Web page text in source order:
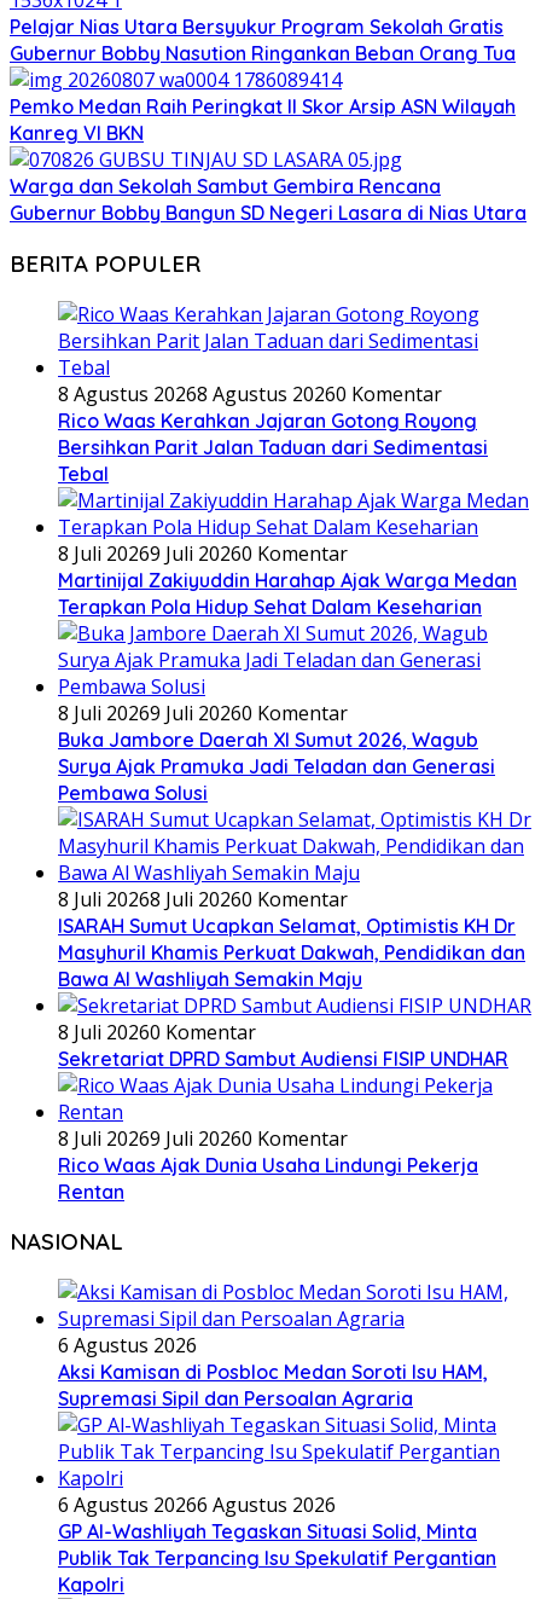
Pelajar Nias Utara Bersyukur Program Sekolah Gratis
Gubernur Bobby Nasution Ringankan Beban Orang Tua
Pemko Medan Raih Peringkat II Skor Arsip ASN Wilayah
Kanreg VI BKN
Warga dan Sekolah Sambut Gembira Rencana
Gubernur Bobby Bangun SD Negeri Lasara di Nias Utara
BERITA POPULER
8 Agustus 20268 Agustus 20260 Komentar
Rico Waas Kerahkan Jajaran Gotong Royong
Bersihkan Parit Jalan Taduan dari Sedimentasi
Tebal
8 Juli 20269 Juli 20260 Komentar
Martinijal Zakiyuddin Harahap Ajak Warga Medan
Terapkan Pola Hidup Sehat Dalam Keseharian
8 Juli 20269 Juli 20260 Komentar
Buka Jambore Daerah XI Sumut 2026, Wagub
Surya Ajak Pramuka Jadi Teladan dan Generasi
Pembawa Solusi
8 Juli 20268 Juli 20260 Komentar
ISARAH Sumut Ucapkan Selamat, Optimistis KH Dr
Masyhuril Khamis Perkuat Dakwah, Pendidikan dan
Bawa Al Washliyah Semakin Maju
8 Juli 20260 Komentar
Sekretariat DPRD Sambut Audiensi FISIP UNDHAR
8 Juli 20269 Juli 20260 Komentar
Rico Waas Ajak Dunia Usaha Lindungi Pekerja
Rentan
NASIONAL
6 Agustus 2026
Aksi Kamisan di Posbloc Medan Soroti Isu HAM,
Supremasi Sipil dan Persoalan Agraria
6 Agustus 20266 Agustus 2026
GP Al-Washliyah Tegaskan Situasi Solid, Minta
Publik Tak Terpancing Isu Spekulatif Pergantian
Kapolri